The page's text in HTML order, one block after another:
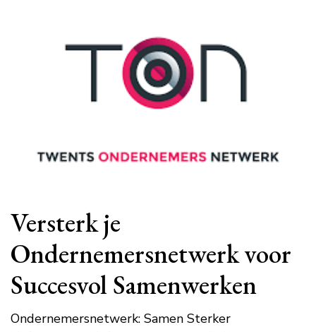
Versterk je
Ondernemersnetwerk voor
Succesvol Samenwerken
Ondernemersnetwerk: Samen Sterker